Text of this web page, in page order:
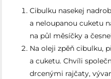
Cibulku nasekej
a neloupanou cuketu
na půl měsíčky a
Na oleji zpěň cibulku,
a cuketu. Chvíli
drcenými rajčaty,